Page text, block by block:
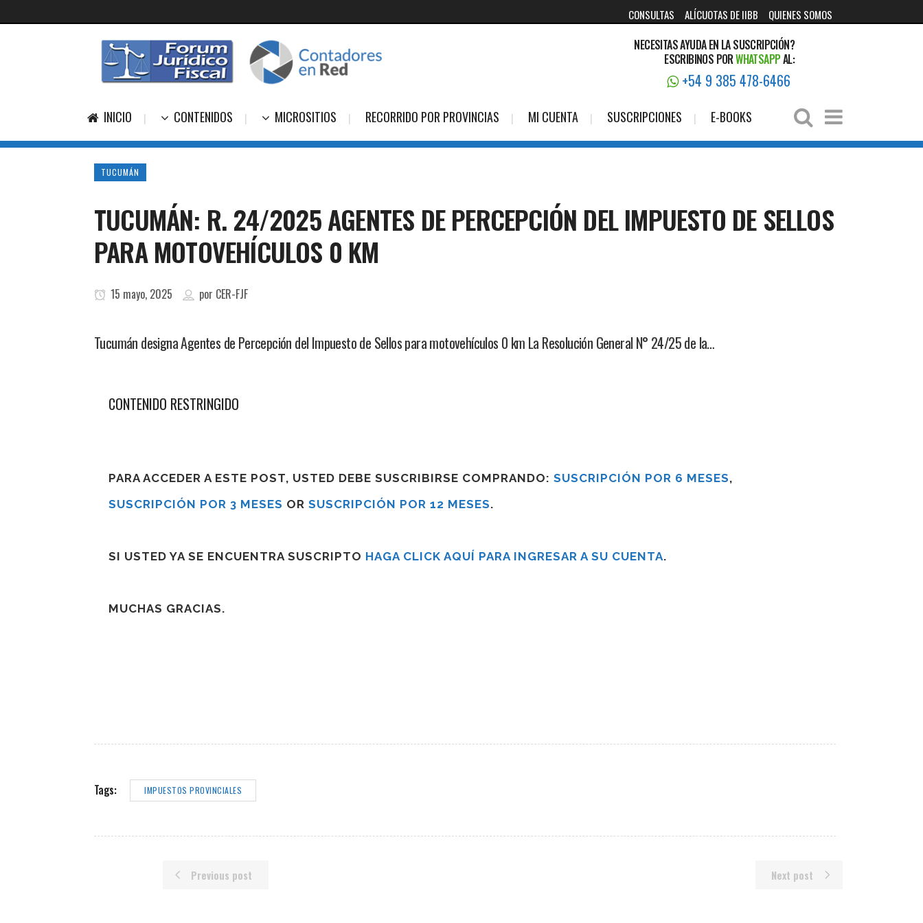
CONSULTAS ALÍCUOTAS DE IIBB QUIENES SOMOS
NECESITAS AYUDA EN LA SUSCRIPCIÓN?
ESCRIBINOS PORWHATSAPPAL:
+54 9 385 478-6466
INICIO CONTENIDOS MICROSITIOS RECORRIDO POR PROVINCIAS MI CUENTA SUSCRIPCIONES E-BOOKS
TUCUMÁN
TUCUMÁN: R. 24/2025 AGENTES DE PERCEPCIÓN DEL IMPUESTO DE SELLOS
PARA MOTOVEHÍCULOS 0 KM
15 mayo, 2025 por CER-FJF
Tucumán designa Agentes de Percepción del Impuesto de Sellos para motovehículos 0 km La Resolución General N° 24/25 de la…
CONTENIDO RESTRINGIDO
PARA ACCEDER A ESTE POST, USTED DEBE SUSCRIBIRSE COMPRANDO: SUSCRIPCIÓN POR 6 MESES,
SUSCRIPCIÓN POR 3 MESES OR SUSCRIPCIÓN POR 12 MESES.
SI USTED YA SE ENCUENTRA SUSCRIPTO HAGA CLICK AQUÍ PARA INGRESAR A SU CUENTA.
MUCHAS GRACIAS.
Tags: IMPUESTOS PROVINCIALES
Previous post Next post